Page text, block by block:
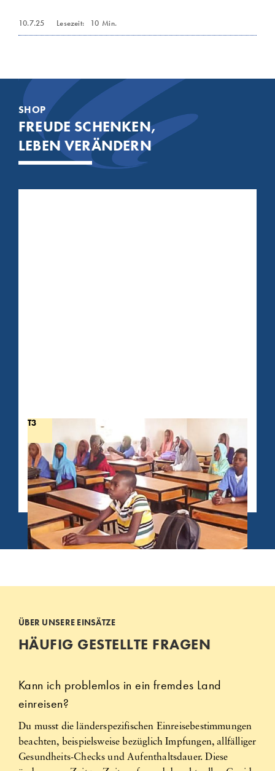
10.7.25 Lesezeit: 10 Min.
SHOP
FREUDE SCHENKEN,
LEBEN VERÄNDERN
T3
ProRADJA', Tschad
T3 - SCHULBÄNKE FÜR
SEKUNDARSCHÜLER/INNEN
CHF 100
ÜBER UNSERE EINSÄTZE
HÄUFIG GESTELLTE FRAGEN
Kann ich problemlos in ein fremdes Land
einreisen?
Du musst die länderspezifischen Einreisebestimmungen
beachten, beispielsweise bezüglich Impfungen, allfälliger
Gesundheits-Checks und Aufenthaltsdauer. Diese